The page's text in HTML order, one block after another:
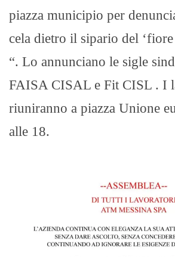
piazza municipio per
cela dietro il sipario del ‘fiore
“. Lo annunciano le sigle
FAISA CISAL e Fit CISL . I
riuniranno a piazza Unione
alle 18.